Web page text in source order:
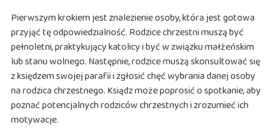
Pierwszym krokiem jest znalezienie osoby, która jest gotowa
przyjąć tę odpowiedzialność. Rodzice chrzestni muszą być
pełnoletni, praktykujący katolicy i być w związku małżeńskim
lub stanu wolnego. Następnie, rodzice muszą skonsultować się
z księdzem swojej parafii i zgłosić chęć wybrania danej osoby
na rodzica chrzestnego. Ksiądz może poprosić o spotkanie, aby
poznać potencjalnych rodziców chrzestnych i zrozumieć ich
motywacje.